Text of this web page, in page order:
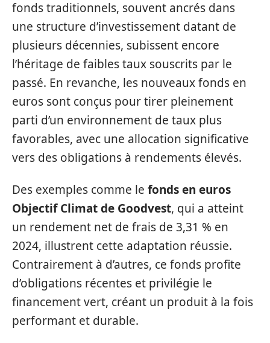
fonds traditionnels, souvent ancrés dans
une structure d’investissement datant de
plusieurs décennies, subissent encore
l’héritage de faibles taux souscrits par le
passé. En revanche, les nouveaux fonds en
euros sont conçus pour tirer pleinement
parti d’un environnement de taux plus
favorables, avec une allocation significative
vers des obligations à rendements élevés.
Des exemples comme le fonds en euros
Objectif Climat de Goodvest, qui a atteint
un rendement net de frais de 3,31 % en
2024, illustrent cette adaptation réussie.
Contrairement à d’autres, ce fonds profite
d’obligations récentes et privilégie le
financement vert, créant un produit à la fois
performant et durable.